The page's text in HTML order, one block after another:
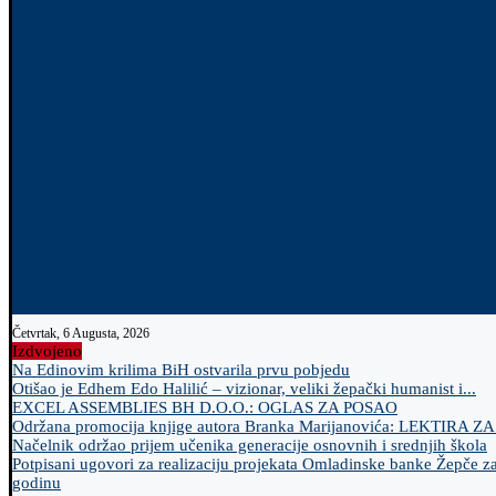
Četvrtak, 6 Augusta, 2026
Izdvojeno
Na Edinovim krilima BiH ostvarila prvu pobjedu
Otišao je Edhem Edo Halilić – vizionar, veliki žepački humanist i...
EXCEL ASSEMBLIES BH D.O.O.: OGLAS ZA POSAO
Održana promocija knjige autora Branka Marijanovića: LEKTIRA
Načelnik održao prijem učenika generacije osnovnih i srednjih škola
Potpisani ugovori za realizaciju projekata Omladinske banke Žepče
godinu